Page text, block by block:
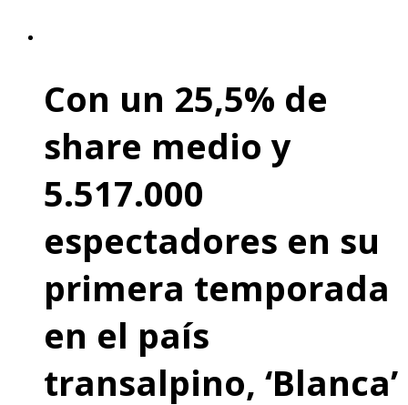
Con un 25,5% de
share medio y
5.517.000
espectadores en su
primera temporada
en el país
transalpino, ‘Blanca’